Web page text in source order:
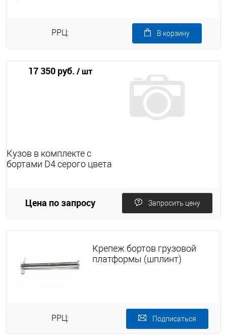
РРЦ:
17 350 руб. / шт
В корзину
Кузов в комплекте с
бортами D4 серого цвета
Цена по запросу Запросить цену
Крепеж бортов грузовой
платформы (шплинт)
РРЦ: Подписаться